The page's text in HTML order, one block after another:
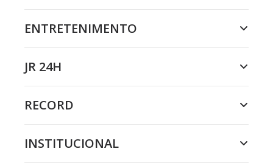
ENTRETENIMENTO
JR 24H
RECORD
INSTITUCIONAL